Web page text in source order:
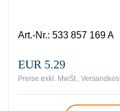
Art.-Nr.: 533 857 169 A
EUR 5.29
Preise exkl. MwSt.,